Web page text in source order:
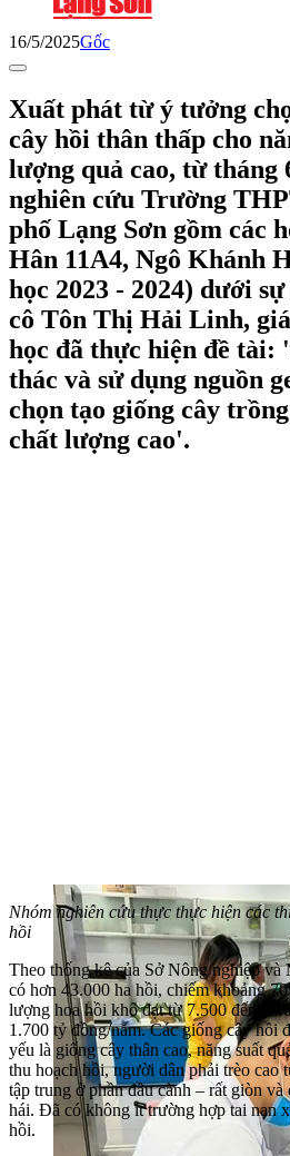
16/5/2025Gốc
Xuất phát từ ý tưởng
cây hồi thân thấp cho
lượng quả cao, từ tháng
nghiên cứu Trường
phố Lạng Sơn gồm các
Hân 11A4, Ngô Khánh
học 2023 - 2024) dưới
cô Tôn Thị Hải Linh,
học đã thực hiện đề tài:
thác và sử dụng nguồn
chọn tạo giống cây
chất lượng cao'.
Nhóm nghiên cứu thực thực hiện các
hồi
Theo thống kê của Sở Nông nghiệp
có hơn 43.000 ha hồi, chiếm khoảng
lượng hoa hồi khô đạt từ 7.500 đến
1.700 tỷ đồng/năm. Các giống cây hồi
yếu là giống cây thân cao, năng suất
thu hoạch hồi, người dân phải trèo cao
tập trung ở phần đầu cành – rất giòn
hái. Đã có không ít trường hợp tai nạn
hồi.